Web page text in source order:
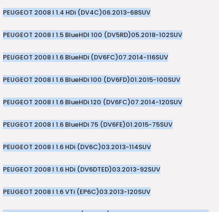
PEUGEOT 2008 I 1.4 HDi (DV4C)06.2013-68SUV
PEUGEOT 2008 I 1.5 BlueHDI 100 (DV5RD)05.2018-102SUV
PEUGEOT 2008 I 1.6 BlueHDi (DV6FC)07.2014-116SUV
PEUGEOT 2008 I 1.6 BlueHDi 100 (DV6FD)01.2015-100SUV
PEUGEOT 2008 I 1.6 BlueHDi 120 (DV6FC)07.2014-120SUV
PEUGEOT 2008 I 1.6 BlueHDi 75 (DV6FE)01.2015-75SUV
PEUGEOT 2008 I 1.6 HDi (DV6C)03.2013-114SUV
PEUGEOT 2008 I 1.6 HDi (DV6DTED)03.2013-92SUV
PEUGEOT 2008 I 1.6 VTi (EP6C)03.2013-120SUV